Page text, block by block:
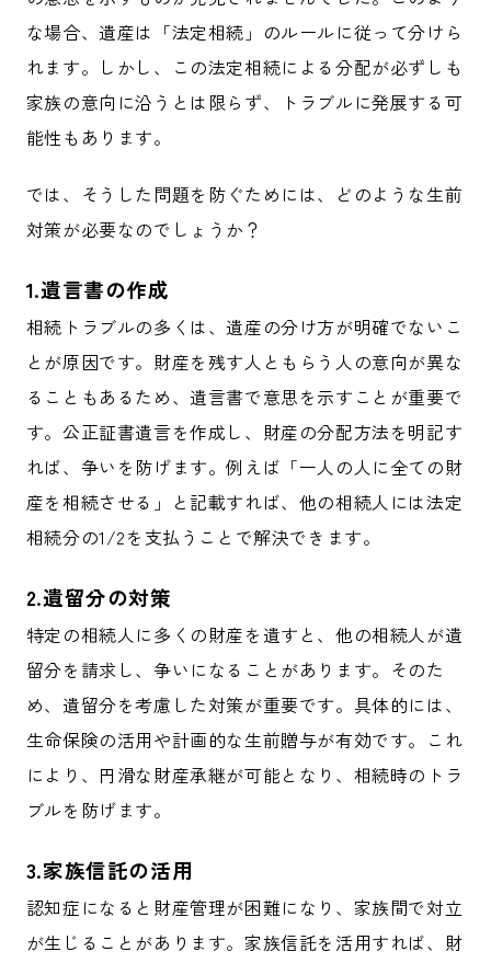
な場合、遺産は「法定相続」のルールに従って分けら
れます。しかし、この法定相続による分配が必ずしも
家族の意向に沿うとは限らず、トラブルに発展する可
能性もあります。
では、そうした問題を防ぐためには、どのような生前
対策が必要なのでしょうか？
1.遺言書の作成
相続トラブルの多くは、遺産の分け方が明確でないこ
とが原因です。財産を残す人ともらう人の意向が異な
ることもあるため、遺言書で意思を示すことが重要で
す。公正証書遺言を作成し、財産の分配方法を明記す
れば、争いを防げます。例えば「一人の人に全ての財
産を相続させる」と記載すれば、他の相続人には法定
相続分の1/2を支払うことで解決できます。
2.遺留分の対策
特定の相続人に多くの財産を遺すと、他の相続人が遺
留分を請求し、争いになることがあります。そのた
め、遺留分を考慮した対策が重要です。具体的には、
生命保険の活用や計画的な生前贈与が有効です。これ
により、円滑な財産承継が可能となり、相続時のトラ
ブルを防げます。
3.家族信託の活用
認知症になると財産管理が困難になり、家族間で対立
が生じることがあります。家族信託を活用すれば、財